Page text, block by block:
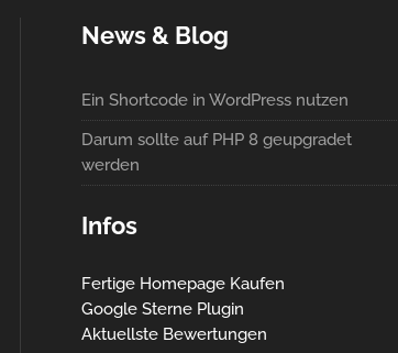
News & Blog
Ein Shortcode in WordPress nutzen
Darum sollte auf PHP 8 geupgradet
werden
Infos
Fertige Homepage Kaufen
Google Sterne Plugin
Aktuellste Bewertungen